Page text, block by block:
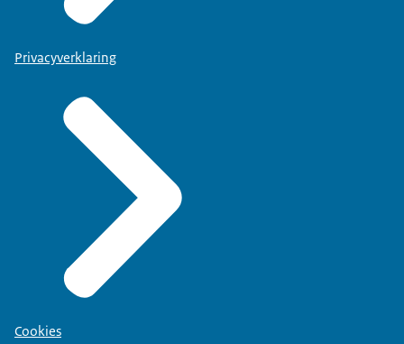
Privacyverklaring
Cookies